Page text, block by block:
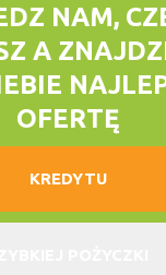
NAM,
A
OFERTĘ
KREDYTU